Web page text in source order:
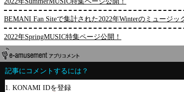
BEMANI Fan Siteで集計された2022年Winterのミュージッ
2022年SpringMUSIC特集ページ公開！
記事にコメントするには？
1. KONAMI IDを登録